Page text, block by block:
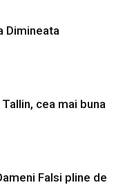
Dimineata
cea mai buna
Falsi pline de